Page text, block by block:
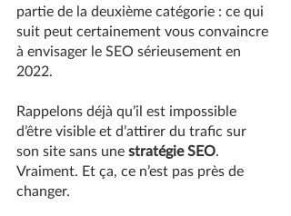
partie de la deuxième catégorie : ce qui
suit peut certainement vous convaincre
à envisager le SEO sérieusement en
2022.
Rappelons déjà qu’il est impossible
d’être visible et d’attirer du trafic sur
son site sans une stratégie SEO
Vraiment. Et ça, ce n’est pas près de
changer.